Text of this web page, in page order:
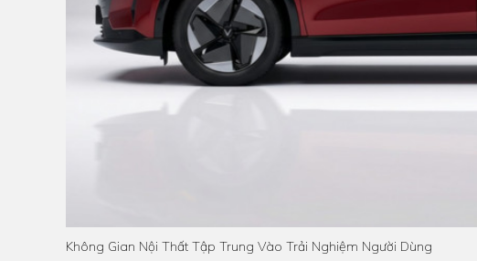
Không Gian Nội Thất Tập Trung Vào Trải Nghiệm Người Dùng